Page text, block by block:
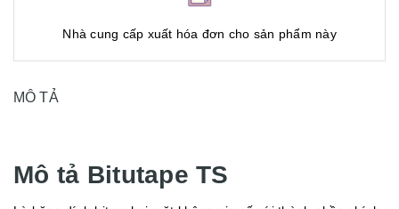
Nhà cung cấp xuất hóa đơn cho sản phẩm này
MÔ TẢ
Mô tả Bitutape TS